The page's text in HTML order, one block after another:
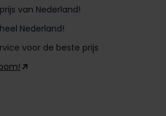
van Nederland!
Nederland!
voor de beste prijs